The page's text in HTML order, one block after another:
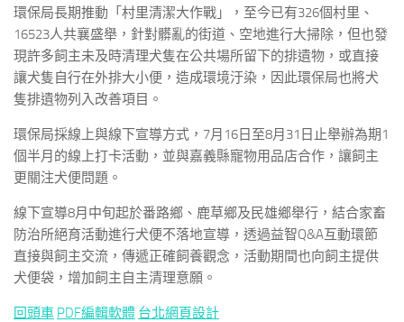
環保局長期推動「村里清潔大作戰」，至今已有326個村里、
16523人共襄盛舉，針對髒亂的街道、空地進行大掃除，但也發
現許多飼主未及時清理犬隻在公共場所留下的排遺物，或直接
讓犬隻自行在外排大小便，造成環境汙染，因此環保局也將犬
隻排遺物列入改善項目。
環保局採線上與線下宣導方式，7月16日至8月31日止舉辦為期1
個半月的線上打卡活動，並與嘉義縣寵物用品店合作，讓飼主
更關注犬便問題。
線下宣導8月中旬起於番路鄉、鹿草鄉及民雄鄉舉行，結合家畜
防治所絕育活動進行犬便不落地宣導，透過益智Q&A互動環節
直接與飼主交流，傳遞正確飼養觀念，活動期間也向飼主提供
犬便袋，增加飼主自主清理意願。
回頭車 PDF編輯軟體 台北網頁設計